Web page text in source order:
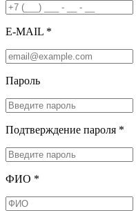
E-MAIL *
Пароль
Подтверждение пароля *
ФИО *